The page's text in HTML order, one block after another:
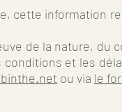
cette information
de la nature, du
et les
ou via le